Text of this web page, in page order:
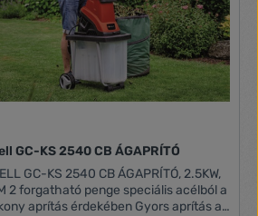
GC-KS 2540 CB ÁGAPRÍTÓ
GC-KS 2540 CB ÁGAPRÍTÓ, 2.5KW,
a
aprítás érdekében Gyors aprítás a